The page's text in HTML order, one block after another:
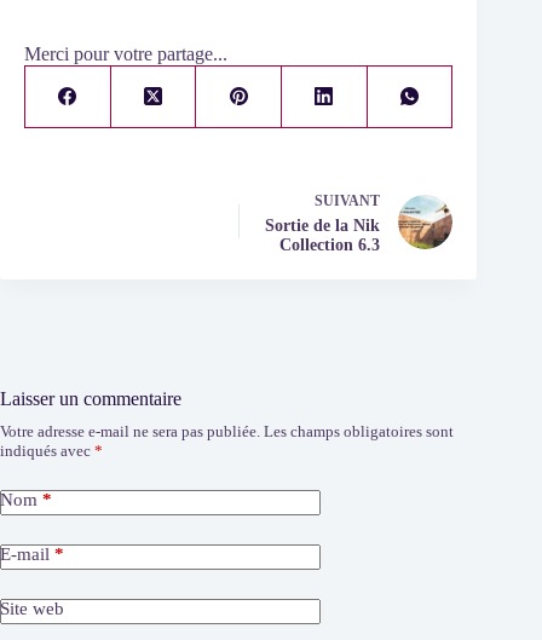
Merci pour votre partage...
SUIVANT
Sortie de la Nik
Collection 6.3
Laisser un commentaire
Votre adresse e-mail ne sera pas publiée. Les champs obligatoires sont
indiqués avec *
Nom *
E-mail *
Site web